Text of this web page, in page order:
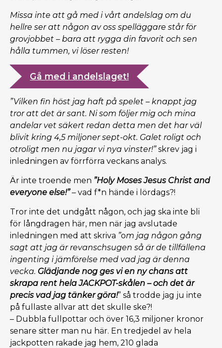
Missa inte att gå med i vårt andelslag om du
hellre ser att någon av oss spelläggare står för
grovjobbet – bara att rygga din favorit och sen
hålla tummen, vi löser resten!
Gå med i andelslaget!
”Vilken fin höst jag haft på spelet – knappt jag
tror att det är sant. Ni som följer mig och mina
andelar vet säkert redan detta men det har väl
blivit kring 4,5 miljoner sept-okt. Galet roligt och
otroligt men nu jagar vi nya vinster!”skrev jag i
inledningen av förrförra veckans analys.
Är inte troende men ”Holy Moses Jesus Christ and
everyone else!”– vad f*n hände i lördags?!
Tror inte det undgått någon, och jag ska inte bli
för långdragen här, men när jag avslutade
inledningen med att skriva ”om jag någon gång
sagt att jag är revanschsugen så är de tillfällena
ingenting i jämförelse med vad jag är denna
vecka. Glädjande nog ges vi en ny chans att
skrapa rent hela JACKPOT-skålen – och det är
precis vad jag tänker göra!” så trodde jag ju inte
på fullaste allvar att det skulle ske?!
– Dubbla fullpottar och över 16,3 miljoner kronor
senare sitter man nu här. En tredjedel av hela
jackpotten rakade jag hem, 210 glada